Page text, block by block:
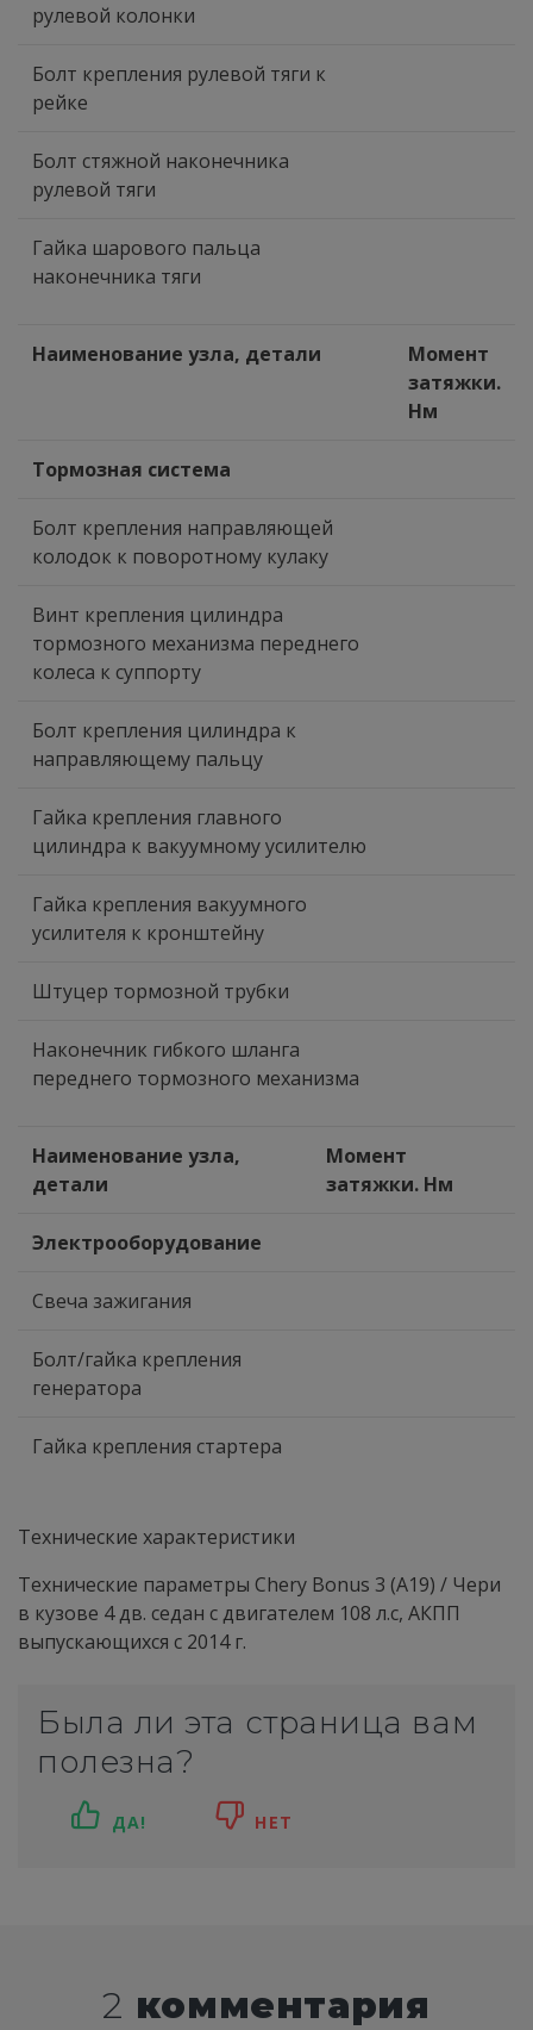
рулевой колонки
Болт крепления рулевой тяги к
рейке
Болт стяжной наконечника
рулевой тяги
Гайка шарового пальца
наконечника тяги
Наименование узла, детали
Момент
затяжки.
Нм
Тормозная система
Болт крепления направляющей
колодок к поворотному кулаку
Винт крепления цилиндра
тормозного механизма переднего
колеса к суппорту
Болт крепления цилиндра к
направляющему пальцу
Гайка крепления главного
цилиндра к вакуумному усилителю
Гайка крепления вакуумного
усилителя к кронштейну
Штуцер тормозной трубки
Наконечник гибкого шланга
переднего тормозного механизма
Наименование узла,
детали
Момент
затяжки. Нм
Электрооборудование
Свеча зажигания
Болт/гайка крепления
генератора
Гайка крепления стартера
Технические характеристики
Технические параметры Chery Bonus 3 (A19) / Чери
в кузове 4 дв. седан с двигателем 108 л.с, АКПП
выпускающихся c 2014 г.
Была ли эта страница вам
полезна?
ДА! НЕТ
2 комментария